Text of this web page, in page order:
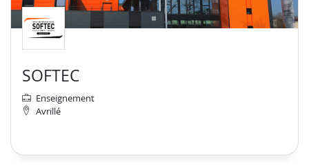
SOFTEC
Enseignement
Avrillé